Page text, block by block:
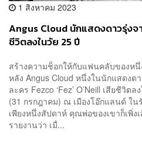
1 สิงหาคม 2023
Angus Cloud นักแสดงดาวรุ่ง
ชีวิตลงในวัย 25 ปี
สร้างความช็อกให้กับแฟนคลับของห
หลัง Angus Cloud หนึ่งในนักแสดงด
ละคร Fezco ‘Fez’ O’Neill เสียชีวิ
(31 กรกฎาคม) ณ เมืองโอ๊กแลนด์ ใ
เพียงหนึ่งสัปดาห์ คุณพ่อของเขาก็เพิ่
รายงานว่า เมื่...